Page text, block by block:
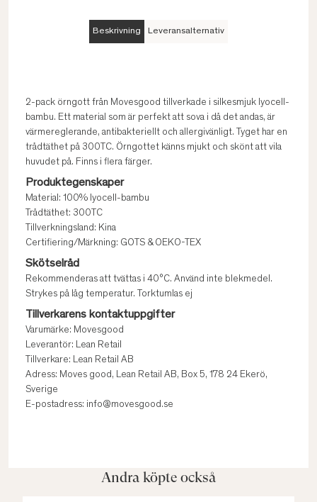
Beskrivning Leveransalternativ
2-pack örngott från Movesgood tillverkade i silkesmjuk lyocell-
bambu. Ett material som är perfekt att sova i då det andas, är
värmereglerande, antibakteriellt och allergivänligt. Tyget har en
trådtäthet på 300TC. Örngottet känns mjukt och skönt att vila
huvudet på. Finns i flera färger.
Produktegenskaper
Material: 100% lyocell-bambu
Trådtäthet: 300TC
Tillverkningsland: Kina
Certifiering/Märkning: GOTS & OEKO-TEX
Skötselråd
Rekommenderas att tvättas i 40°C. Använd inte blekmedel.
Strykes på låg temperatur. Torktumlas ej
Tillverkarens kontaktuppgifter
Varumärke: Movesgood
Leverantör: Lean Retail
Tillverkare: Lean Retail AB
Adress: Moves good, Lean Retail AB, Box 5, 178 24 Ekerö,
Sverige
E-postadress: info@movesgood.se
Andra köpte också